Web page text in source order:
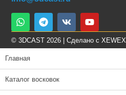
© 3DCAST 2026 | Сделано с XEWEX
Главная
Каталог восковок